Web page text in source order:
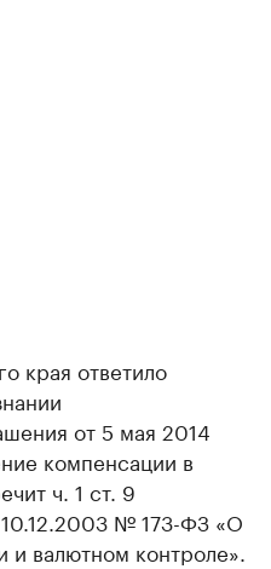
края ответило
от 5 мая 2014
компенсации в
ч. 1 ст. 9
10.12.2003 № 173-ФЗ «О
и валютном контроле».